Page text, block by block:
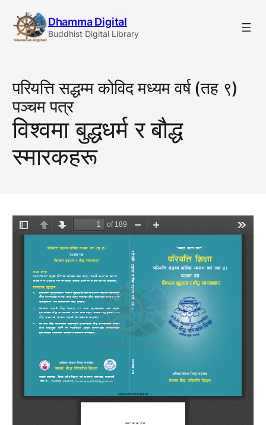
content
Dhamma Digital
Buddhist Digital Library
परियत्ति सद्धम्म कोविद मध्यम वर्ष (तह ९)
पञ्चम पत्र
विश्वमा बुद्धधर्म र बौद्ध
स्मारकहरू